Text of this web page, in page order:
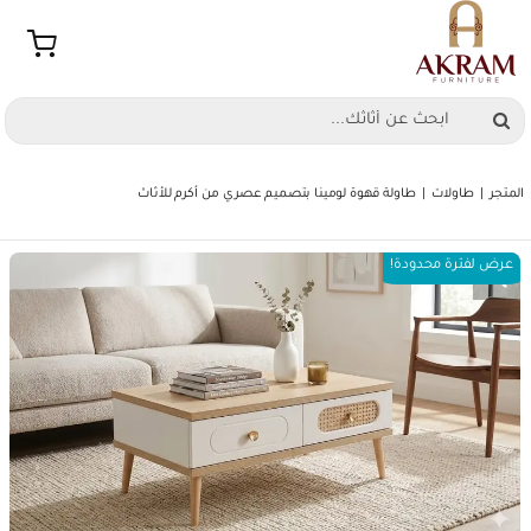
content
Search
for:
المتجر طاولات طاولة قهوة لومينا بتصميم عصري من أكرم للأثاث
عرض لفترة محدودة!